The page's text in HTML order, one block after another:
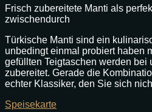
Frisch zubereitete Manti als
zwischendurch
Türkische Manti sind ein
unbedingt einmal probiert haben
gefüllten Teigtaschen werden bei
zubereitet. Gerade die
echter Klassiker, den Sie sich
Speisekarte